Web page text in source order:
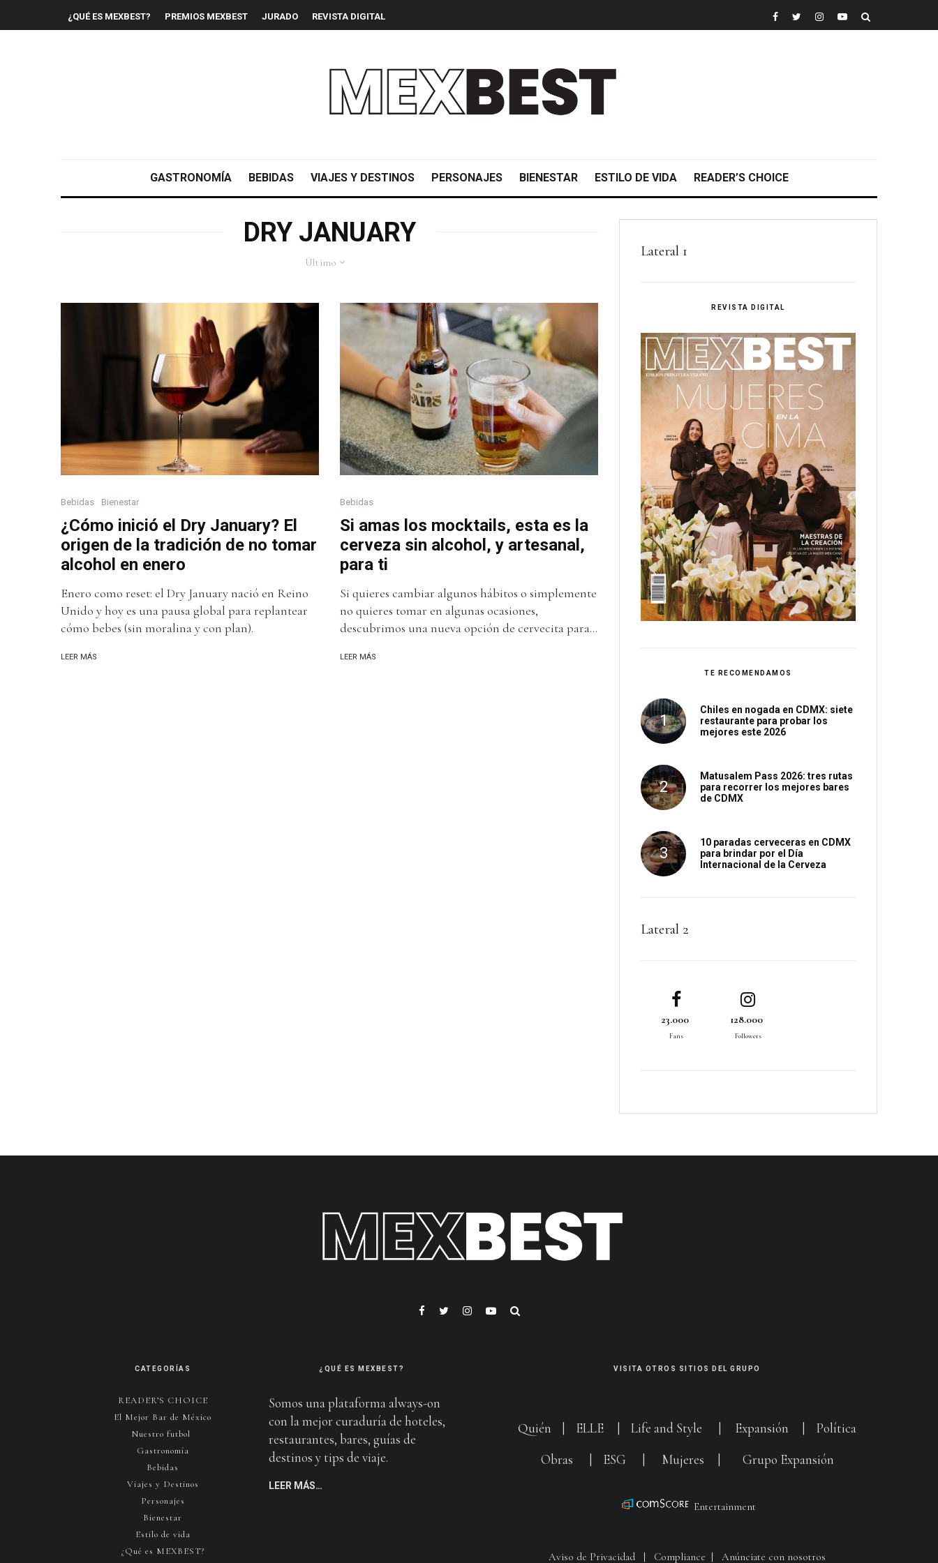
¿QUÉ ES MEXBEST? PREMIOS MEXBEST JURADO REVISTA DIGITAL
GASTRONOMÍA BEBIDAS VIAJES Y DESTINOS PERSONAJES BIENESTAR ESTILO DE VIDA READER’S CHOICE
DRY JANUARY
Último
Bebidas Bienestar
¿Cómo inició el Dry January? El
origen de la tradición de no tomar
alcohol en enero
Enero como reset: el Dry January nació en Reino
Unido y hoy es una pausa global para replantear
cómo bebes (sin moralina y con plan).
LEER MÁS
Bebidas
Si amas los mocktails, esta es la
cerveza sin alcohol, y artesanal,
para ti
Si quieres cambiar algunos hábitos o simplemente
no quieres tomar en algunas ocasiones,
descubrimos una nueva opción de cervecita para...
LEER MÁS
Lateral 1
REVISTA DIGITAL
TE RECOMENDAMOS
Chiles en nogada en CDMX: siete
restaurante para probar los
mejores este 2026
Matusalem Pass 2026: tres rutas
para recorrer los mejores bares
de CDMX
10 paradas cerveceras en CDMX
para brindar por el Día
Internacional de la Cerveza
Lateral 2
23.000
Fans
128.000
Followers
CATEGORÍAS
READER’S CHOICE
El Mejor Bar de México
Nuestro futbol
Gastronomía
Bebidas
Viajes y Destinos
Personajes
Bienestar
Estilo de vida
¿Qué es MEXBEST?
¿QUÉ ES MEXBEST?
Somos una plataforma always-on
con la mejor curaduría de hoteles,
restaurantes, bares, guías de
destinos y tips de viaje.
LEER MÁS…
VISITA OTROS SITIOS DEL GRUPO
Quién ELLE Life and Style Expansión
Política
Obras
ESG Mujeres Grupo Expansión
Entertainment
Aviso de Privacidad | Compliance | Anúnciate con nosotros